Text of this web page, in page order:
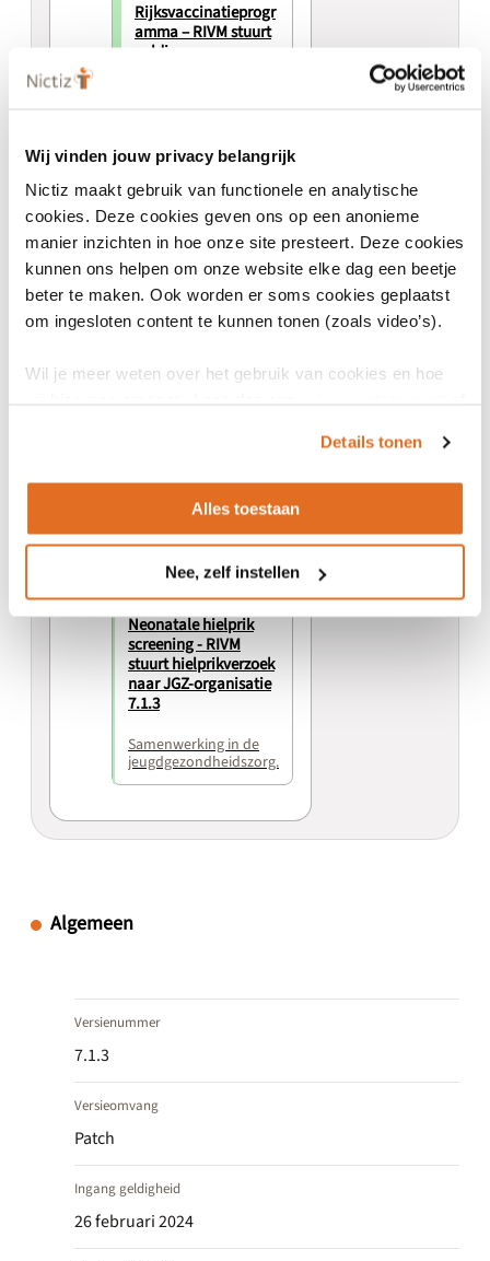
Wij vinden jouw privacy belangrijk
Nictiz maakt gebruik van functionele en analytische
cookies. Deze cookies geven ons op een anonieme
manier inzichten in hoe onze site presteert. Deze cookies
kunnen ons helpen om onze website elke dag een beetje
beter te maken. Ook worden er soms cookies geplaatst
om ingesloten content te kunnen tonen (zoals video’s).
Wil je meer weten over het gebruik van cookies en hoe
Details tonen
Alles toestaan
Nee, zelf instellen
Rijksvaccinatieprogr
amma – RIVM stuurt
geldige
Use case
Rijksvaccinatieprogra
mma – JGZ-
organisatie stuurt
toegediende
vaccinaties naar RIVM
7.1.3
vaccinatieoproeplijst
naar JGZ-organisatie
Neonatale hielprik
screening - RIVM
stuurt hielprikverzoek
naar JGZ-organisatie
7.1.3
Samenwerking in de
jeugdgezondheidszorg.
Algemeen
Versienummer
7.1.3
Versieomvang
Patch
Ingang geldigheid
26 februari 2024